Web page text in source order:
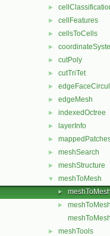
►
► cellFeatures
► cellsToCells
►
► cutPoly
► cutTriTet
►
► edgeMesh
► indexedOctree
► layerInfo
►
► meshSearch
► meshStructure
▼ meshToMesh
►
►
► meshTools